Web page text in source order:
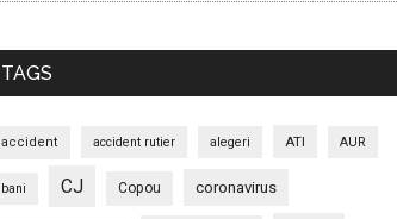
TAGS
accident accident rutier alegeri ATI AUR
bani CJ Copou coronavirus